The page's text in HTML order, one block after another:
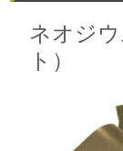
ネオジ
ト）